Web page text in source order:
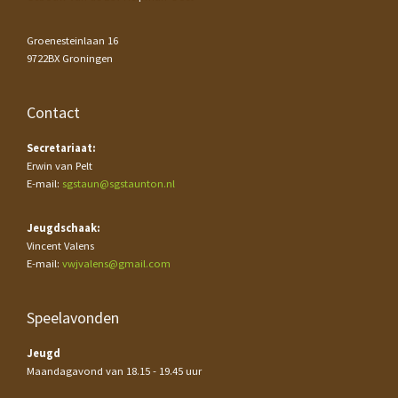
Groenesteinlaan 16
9722BX Groningen
Contact
Secretariaat:
Erwin van Pelt
E-mail: sgstaun@sgstaunton.nl
Jeugdschaak:
Vincent Valens
E-mail: vwjvalens@gmail.com
Speelavonden
Jeugd
Maandagavond van 18.15 - 19.45 uur